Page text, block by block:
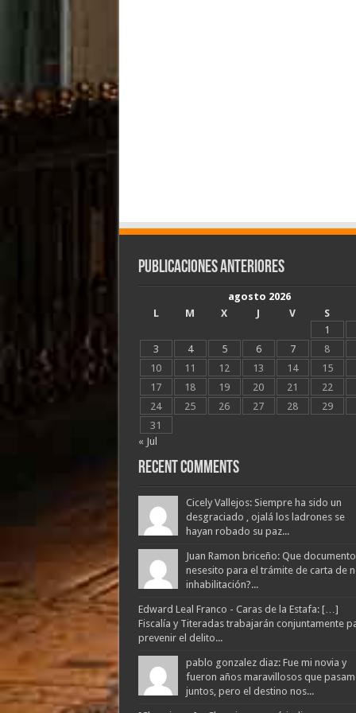
Publicaciones Anteriores
agosto 2026
L
M X J V
S
1
3
4 5 6 7
8
10
11 12 13 14
15
17
18 19 20 21
22
24
25 26 27 28
29
31
« Jul
Recent Comments
Cicely Vallejos: Siempre ha sido un
desgraciado , ojalá los ladrones se
hayan robado su paz...
Juan Ramon briceño: Que
nesesito para el trámite de carta de
inhabilitación?...
Edward Leal Franco - Caras de la Estafa: […]
Fiscalía y Titeradas trabajarán conjuntamente
prevenir el delito...
pablo gonzalez diaz: Fue mi novia y
fueron años maravillosos que
juntos, pero el destino nos...